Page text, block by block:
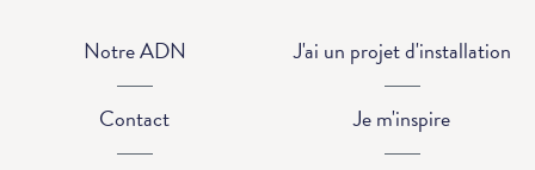
Notre ADN
Contact
J'ai un projet d'installation
Je m'inspire